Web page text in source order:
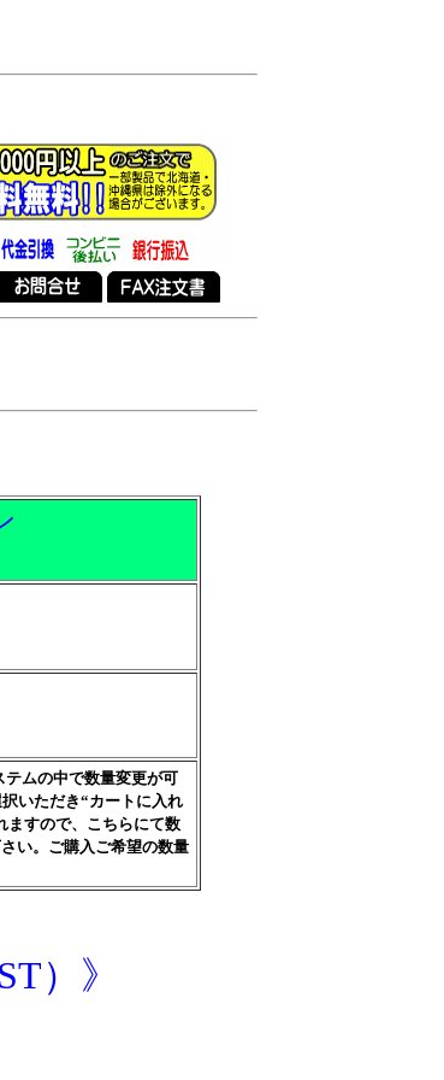
テムの中で数量変更が可
いただき“カートに入れ
ますので、こちらにて数
い。ご購入ご希望の数量
）》